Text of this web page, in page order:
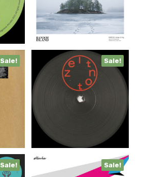
Sale! Sale!
Sale! Sale!